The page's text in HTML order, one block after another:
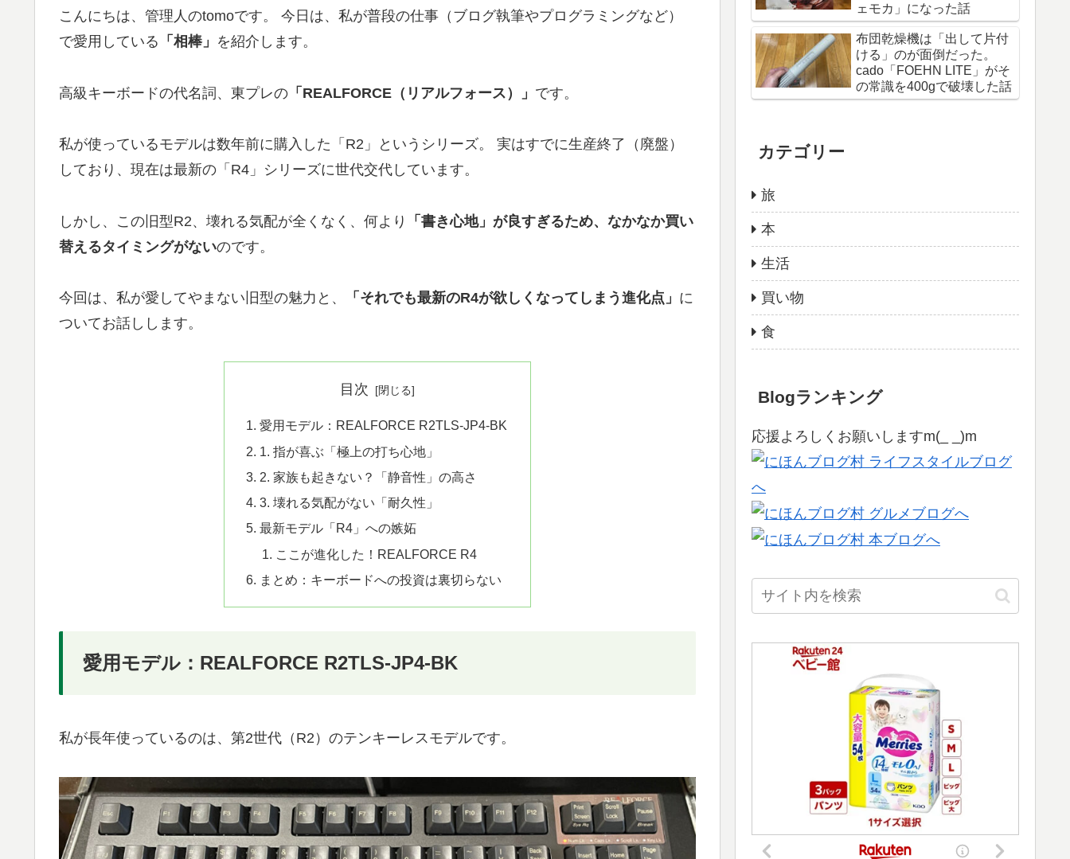
こんにちは、管理人のtomoです。 今日は、私が普段の仕事（ブログ執筆やプログラミングなど）
で愛用している 「相棒」 を紹介します。
高級キーボードの代名詞、東プレの 「REALFORCE（リアルフォース）」 です。
私が使っているモデルは数年前に購入した「R2」というシリーズ。 実はすでに生産終了（廃盤）
しており、現在は最新の「R4」シリーズに世代交代しています。
しかし、この旧型R2、壊れる気配が全くなく、何より
「書き心地」が良すぎるため、なかなか買い
替えるタイミングがないのです。
今回は、私が愛してやまない旧型の魅力と、 「それでも最新のR4が欲しくなってしまう進化点」 に
ついてお話しします。
目次
愛用モデル：REALFORCE R2TLS-JP4-BK
1. 指が喜ぶ「極上の打ち心地」
2. 家族も起きない？「静音性」の高さ
3. 壊れる気配がない「耐久性」
最新モデル「R4」への嫉妬
ここが進化した！REALFORCE R4
まとめ：キーボードへの投資は裏切らない
愛用モデル：REALFORCE R2TLS-JP4-BK
私が長年使っているのは、第2世代（R2）のテンキーレスモデルです。
ェモカ」になった話
布団乾燥機は「出して片付
ける」のが面倒だった。
cado「FOEHN LITE」がそ
の常識を400gで破壊した話
カテゴリー
旅
本
生活
買い物
食
Blogランキング
応援よろしくお願いしますm(_ _)m